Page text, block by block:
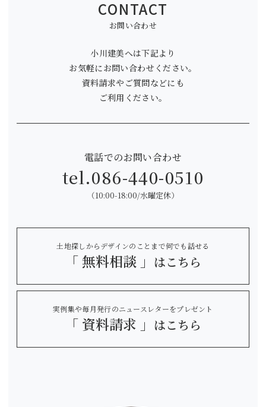
CONTACT
お問い合わせ
小川建美へは下記より
お気軽にお問い合わせください。
資料請求やご質問などにも
ご利用ください。
電話でのお問い合わせ
tel.086-440-0510
（10:00-18:00/水曜定休）
土地探しからデザインのことまで何でも話せる
「 無料相談 」 はこちら
実例集や毎月発行のニュースレターをプレゼント
「 資料請求 」 はこちら